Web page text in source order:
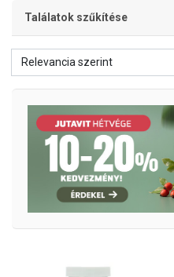
Találatok szűkítése
Relevancia szerint